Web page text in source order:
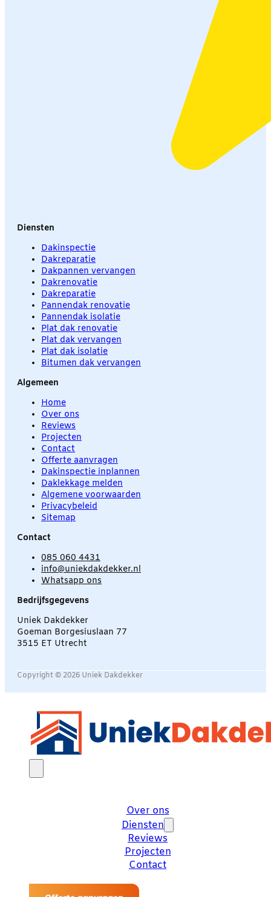
Diensten
Dakinspectie
Dakreparatie
Dakpannen vervangen
Dakrenovatie
Dakreparatie
Pannendak renovatie
Pannendak isolatie
Plat dak renovatie
Plat dak vervangen
Plat dak isolatie
Bitumen dak vervangen
Algemeen
Home
Over ons
Reviews
Projecten
Contact
Offerte aanvragen
Dakinspectie inplannen
Daklekkage melden
Algemene voorwaarden
Privacybeleid
Sitemap
Contact
085 060 4431
info@uniekdakdekker.nl
Whatsapp ons
Bedrijfsgegevens
Uniek Dakdekker
Goeman Borgesiuslaan 77
3515 ET Utrecht
Copyright © 2026 Uniek Dakdekker
Over ons
Diensten
Reviews
Projecten
Contact